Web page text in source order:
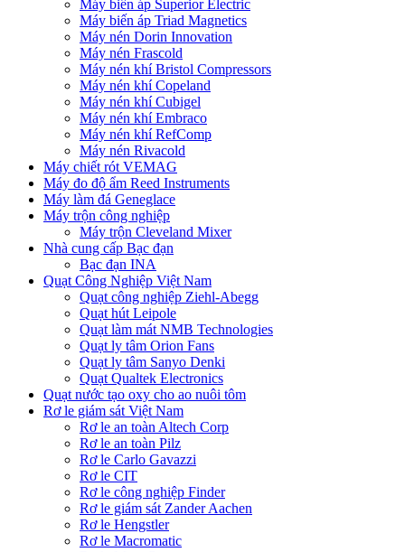
Máy biến áp Superior Electric
Máy biến áp Triad Magnetics
Máy nén Dorin Innovation
Máy nén Frascold
Máy nén khí Bristol Compressors
Máy nén khí Copeland
Máy nén khí Cubigel
Máy nén khí Embraco
Máy nén khí RefComp
Máy nén Rivacold
Máy chiết rót VEMAG
Máy đo độ ẩm Reed Instruments
Máy làm đá Geneglace
Máy trộn công nghiệp
Máy trộn Cleveland Mixer
Nhà cung cấp Bạc đạn
Bạc đạn INA
Quạt Công Nghiệp Việt Nam
Quạt công nghiệp Ziehl-Abegg
Quạt hút Leipole
Quạt làm mát NMB Technologies
Quạt ly tâm Orion Fans
Quạt ly tâm Sanyo Denki
Quạt Qualtek Electronics
Quạt nước tạo oxy cho ao nuôi tôm
Rơ le giám sát Việt Nam
Rơ le an toàn Altech Corp
Rơ le an toàn Pilz
Rơ le Carlo Gavazzi
Rơ le CIT
Rơ le công nghiệp Finder
Rơ le giám sát Zander Aachen
Rơ le Hengstler
Rơ le Macromatic